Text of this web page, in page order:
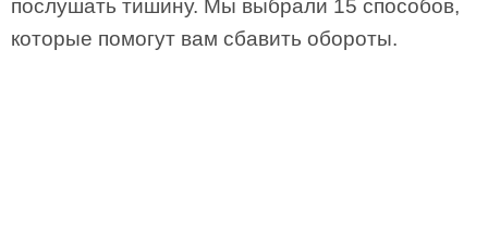
послушать тишину. Мы выбрали 15 способов,
которые помогут вам сбавить обороты.